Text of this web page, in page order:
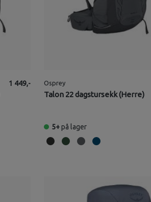
1 449,- Osprey
Talon 22 dagstursekk (Herre)
5+ på lager